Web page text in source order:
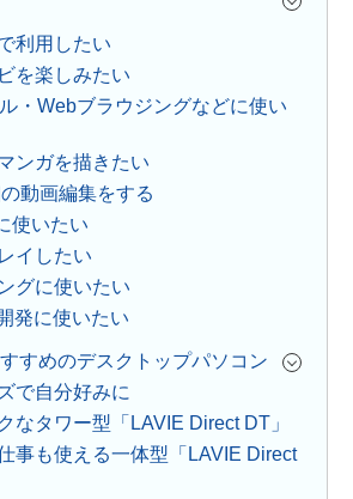
利用したい
を楽しみたい
・Webブラウジングなどに使い
ンガを描きたい
動画編集をする
使いたい
イしたい
グに使いたい
発に使いたい
すめのデスクトップパソコン
で自分好みに
なタワー型「LAVIE Direct DT」
事も使える一体型「LAVIE Direct